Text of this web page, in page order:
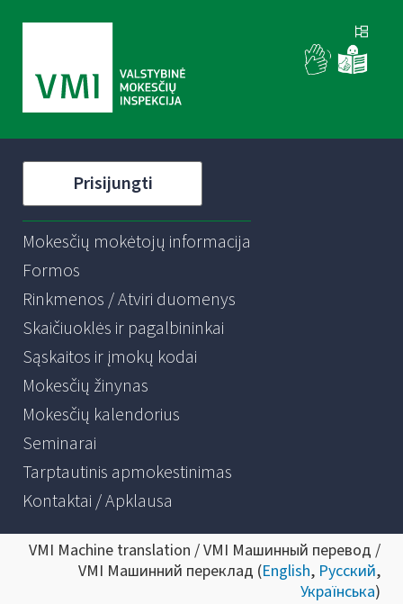
Prisijungti
Mokesčių mokėtojų informacija
Formos
Rinkmenos / Atviri duomenys
Skaičiuoklės ir pagalbininkai
Sąskaitos ir įmokų kodai
Mokesčių žinynas
Mokesčių kalendorius
Seminarai
Tarptautinis apmokestinimas
Kontaktai / Apklausa
VMI Machine translation / VMI Машинный перевод /
VMI Машинний переклад (English, Русский,
Українська)